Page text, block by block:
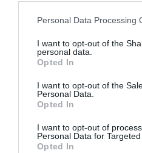
Please note that this website/
not limited to your visit or
grant or deny consent to
use your data for below
consent section.
Personal Data Processing
I want to opt-out of the
personal data.
Opted In
I want to opt-out of the
Personal Data.
Opted In
I want to opt-out of
Personal Data for Targeted
Opted In
αντιδήμαρχο και τους δύο
«νίκη» για τους μεν
δε στα σχόλια του Εν
διαιρέσεων της Νήσου
Τώρα συνεχίστε εσείς και
διαιρέσεις. Στο τέλος